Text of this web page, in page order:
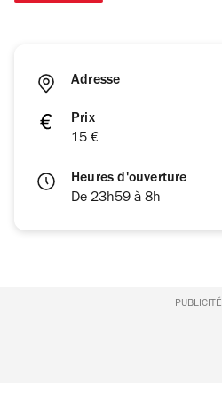
Adresse
Prix
15 €
Heures d'ouverture
De 23h59 à 8h
PUBLICITÉ